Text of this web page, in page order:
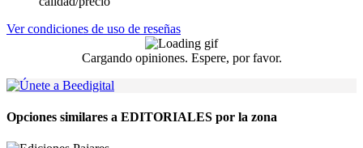
Ver condiciones de uso de reseñas
Cargando opiniones. Espere, por favor.
Opciones similares a EDITORIALES por la zona